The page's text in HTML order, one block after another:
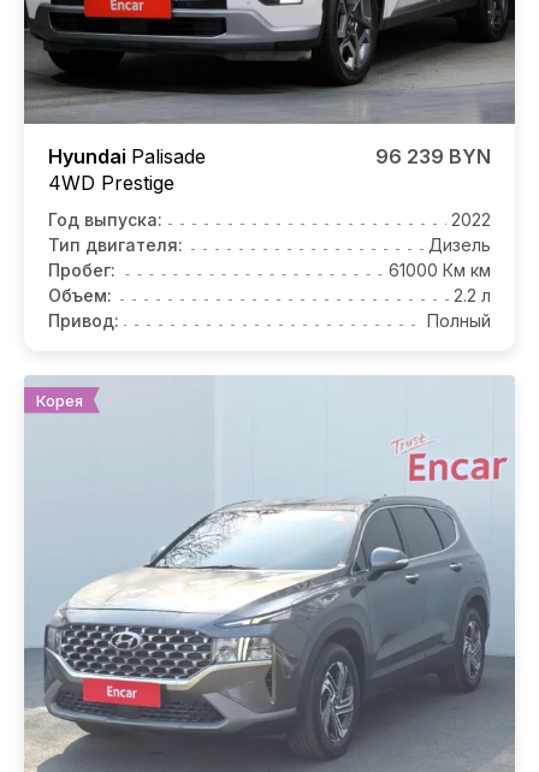
Hyundai Palisade
4WD Prestige
96 239 BYN
Год выпуска:
2022
Тип двигателя:
Дизель
Пробег:
61000 Км км
Объем:
2.2 л
Привод:
Полный
Корея